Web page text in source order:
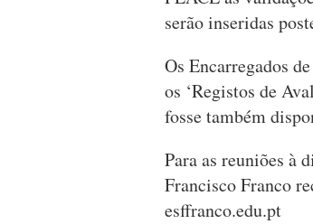
serão inseridas
Os Encarregados
os ‘Registos de
fosse também
Para as reuniões à
Francisco Franco
esffranco.edu.pt